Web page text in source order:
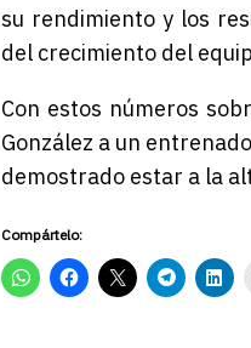
su rendimiento y los
del crecimiento del
Con estos números
González a un
demostrado estar a la
Compártelo: